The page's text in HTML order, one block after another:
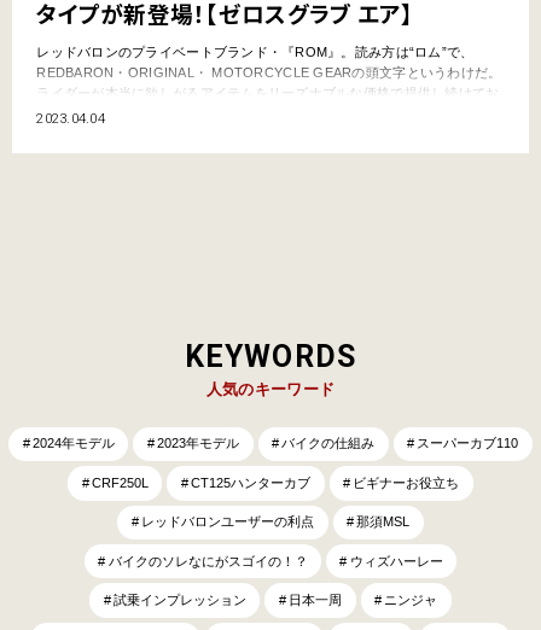
タイプが新登場！【ゼロスグラブ エア】
レッドバロンのプライベートブランド・『ROM』。読み方は“ロム”で、
REDBARON・ORIGINAL・ MOTORCYCLE GEARの頭文字というわけだ。
ライダーが本当に欲しがるアイテムをリーズナブルな価格で提供し続けてお
り、そのラインナップは、ヘルメットやレインウエアなどのライディング用
介するのは、2023月２月27日か…
2023.04.04
KEYWORDS
人気のキーワード
2024年モデル 2023年モデル バイクの仕組み スーパーカブ110
CRF250L CT125ハンターカブ ビギナーお役立ち
レッドバロンユーザーの利点 那須MSL
バイクのソレなにがスゴイの！？ ウィズハーレー
試乗インプレッション 日本一周 ニンジャ